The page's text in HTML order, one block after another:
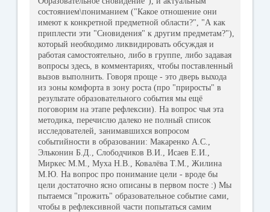
состоянием\пониманием ("Какое отношение они
имеют к конкретной предметной области?", "А как
приплести эти "Сновидения" к другим предметам?"),
который необходимо ликвидировать обсуждая и
работая самостоятельно, либо в группе, либо задавая
вопросы здесь, в комментариях, чтобы поставленный
вызов выполнить. Говоря проще - это дверь выхода
из зоны комфорта в зону роста (про "приросты" в
результате образовательного события мы ещё
поговорим на этапе рефлексии). На вопрос чья эта
методика, перечислю далеко не полный список
исследователей, занимавшихся вопросом
событийности в образовании: Макаренко А.С.,
Эльконин Б.Д., Слободчиков В.И., Исаев Е.И.,
Миркес М.М., Муха Н.В., Ковалёва Т.М., Жилина
М.Ю. На вопрос про понимание цели - вроде бы
цели достаточно ясно описаны в первом посте :) Мы
пытаемся "прожить" образовательное событие сами,
чтобы в рефлексивной части попытаться самим